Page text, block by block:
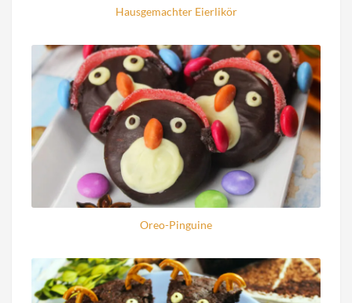
Hausgemachter Eierlikör
Oreo-Pinguine